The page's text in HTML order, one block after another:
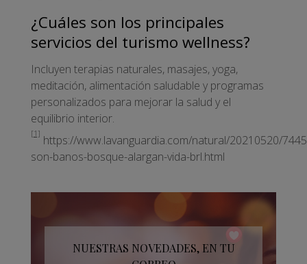
¿Cuáles son los principales
servicios del turismo wellness?
Incluyen terapias naturales, masajes, yoga,
meditación, alimentación saludable y programas
personalizados para mejorar la salud y el
equilibrio interior.
[1] https://www.lavanguardia.com/natural/20210520/
son-banos-bosque-alargan-vida-brl.html
NUESTRAS NOVEDADES, EN TU